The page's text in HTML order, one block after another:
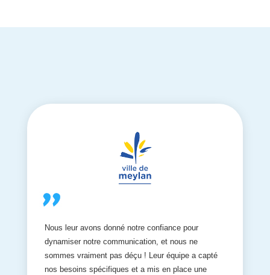
Nous leur avons donné notre confiance pour
dynamiser notre communication, et nous ne
sommes vraiment pas déçu ! Leur équipe a capté
nos besoins spécifiques et a mis en place une